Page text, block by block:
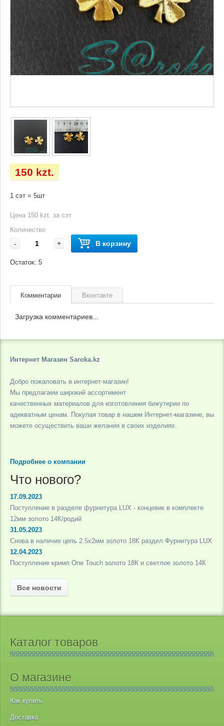
150 kzt.
1 сэт = 5шт
Цена 150 kzt. за сэт
Количество
- + В корзину
Остаток: 5
Комментарии Вконтакте
Загрузка комментариев...
Интернет Магазин Saroka.kz
Добро пожаловать в интернет-магазин!
Мы предлагаем широкий ассортимент
качественных материалов для изготовления бижутерии по
адекватным ценам. Покупая товар в нашем Интернет-магазине, вы
можете осуществить ваши желания в своих изделиях.
Подробнее о компании
Что нового?
17.09.2023
Поступление в разделе фурнитура LUX - концевик в комплекте
12мм золото 14К/родий
31.05.2023
Снова в наличие цепь 2.5х2мм золото 18К раздел Фурнитура LUX
12.04.2023
Поступление кримп One Touch золото 18К и светлое золото 14К
Все новости
Каталог товаров
О магазине
Как купить
Доставка